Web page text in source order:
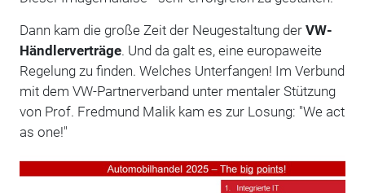
Dann kam die große Zeit der Neugestaltung der VW-
Händlerverträge. Und da galt es, eine europaweite
Regelung zu finden. Welches Unterfangen! Im Verbund
mit dem VW-Partnerverband unter mentaler Stützung
von Prof. Fredmund Malik kam es zur Losung: "We act
as one!"